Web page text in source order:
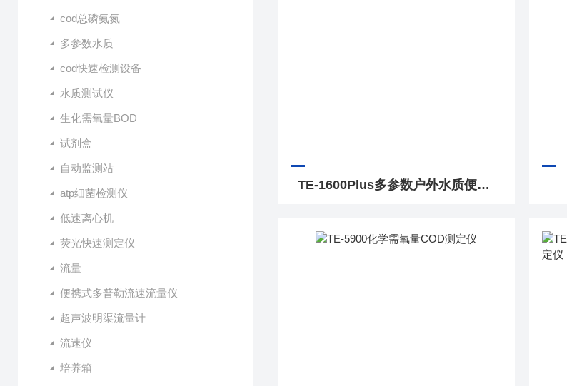
cod总磷氨氮
多参数水质
cod快速检测设备
水质测试仪
生化需氧量BOD
试剂盒
自动监测站
atp细菌检测仪
低速离心机
荧光快速测定仪
流量
便携式多普勒流速流量仪
超声波明渠流量计
流速仪
培养箱
TE-1600Plus多参数户外水质便携式分析仪